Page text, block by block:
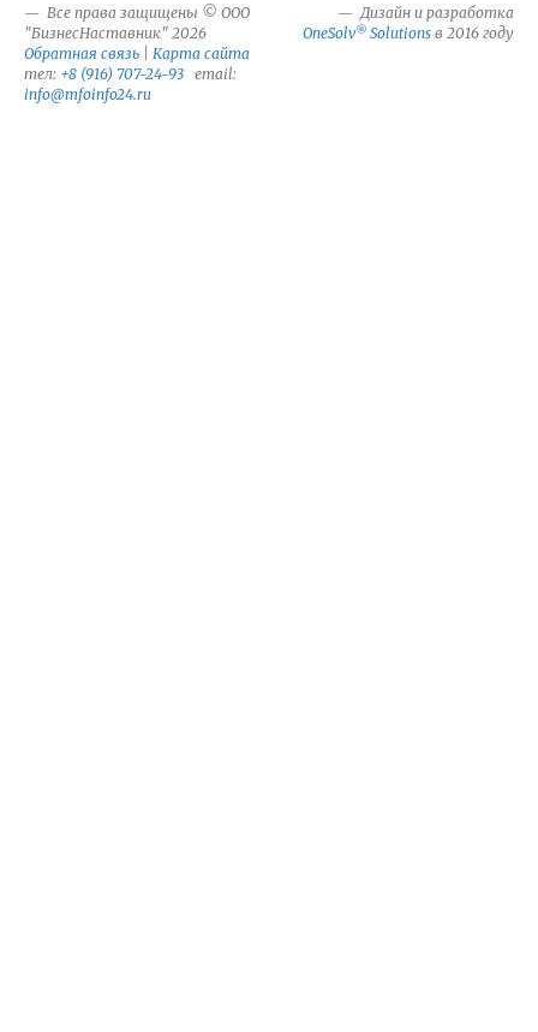
Все права защищены © ООО
"БизнесНаставник" 2026
Обратная связь
Карта сайта
тел: +8 (916) 707-24-93 email:
info@mfoinfo24.ru
Дизайн и разработка
OneSolv® Solutions в 2016 году